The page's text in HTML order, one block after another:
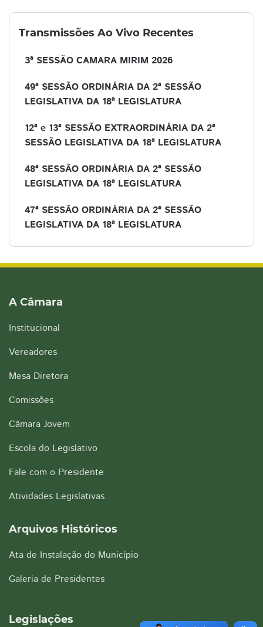
Transmissões Ao Vivo Recentes
3ª SESSÃO CAMARA MIRIM 2026
49ª SESSÃO ORDINÁRIA DA 2ª SESSÃO
LEGISLATIVA DA 18ª LEGISLATURA
12ª e 13ª SESSÃO EXTRAORDINÁRIA DA 2ª
SESSÃO LEGISLATIVA DA 18ª LEGISLATURA
48ª SESSÃO ORDINÁRIA DA 2ª SESSÃO
LEGISLATIVA DA 18ª LEGISLATURA
47ª SESSÃO ORDINÁRIA DA 2ª SESSÃO
LEGISLATIVA DA 18ª LEGISLATURA
A Câmara
Institucional
Vereadores
Mesa Diretora
Comissões
Câmara Jovem
Escola do Legislativo
Fale com o Presidente
Atividades Legislativas
Arquivos Históricos
Ata de Instalação do Município
Galeria de Presidentes
Legislações